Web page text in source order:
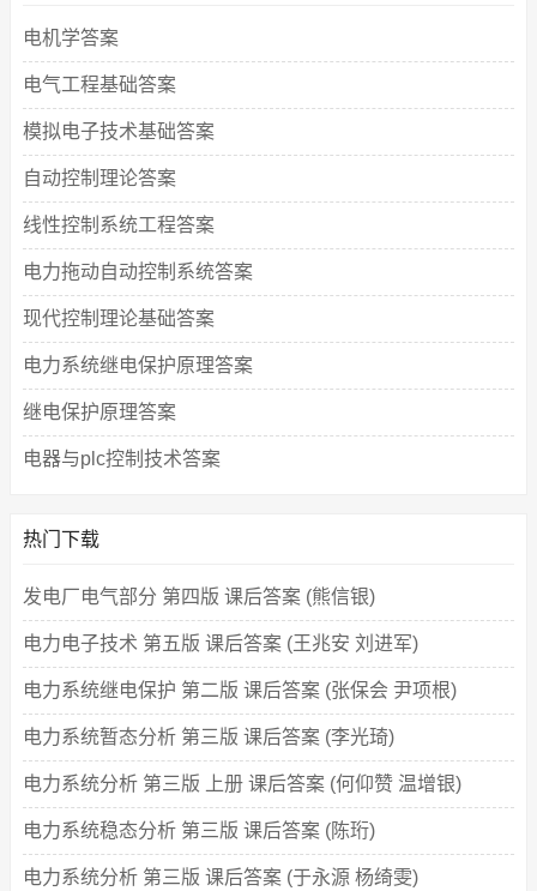
电机学答案
电气工程基础答案
模拟电子技术基础答案
自动控制理论答案
线性控制系统工程答案
电力拖动自动控制系统答案
现代控制理论基础答案
电力系统继电保护原理答案
继电保护原理答案
电器与plc控制技术答案
热门下载
发电厂电气部分 第四版 课后答案 (熊信银)
电力电子技术 第五版 课后答案 (王兆安 刘进军)
电力系统继电保护 第二版 课后答案 (张保会 尹项根)
电力系统暂态分析 第三版 课后答案 (李光琦)
电力系统分析 第三版 上册 课后答案 (何仰赞 温增银)
电力系统稳态分析 第三版 课后答案 (陈珩)
电力系统分析 第三版 课后答案 (于永源 杨绮雯)